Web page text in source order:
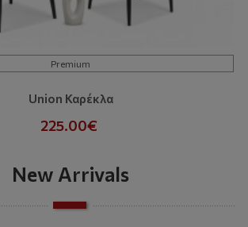
Premium
Union Καρέκλα
225.00€
New Arrivals